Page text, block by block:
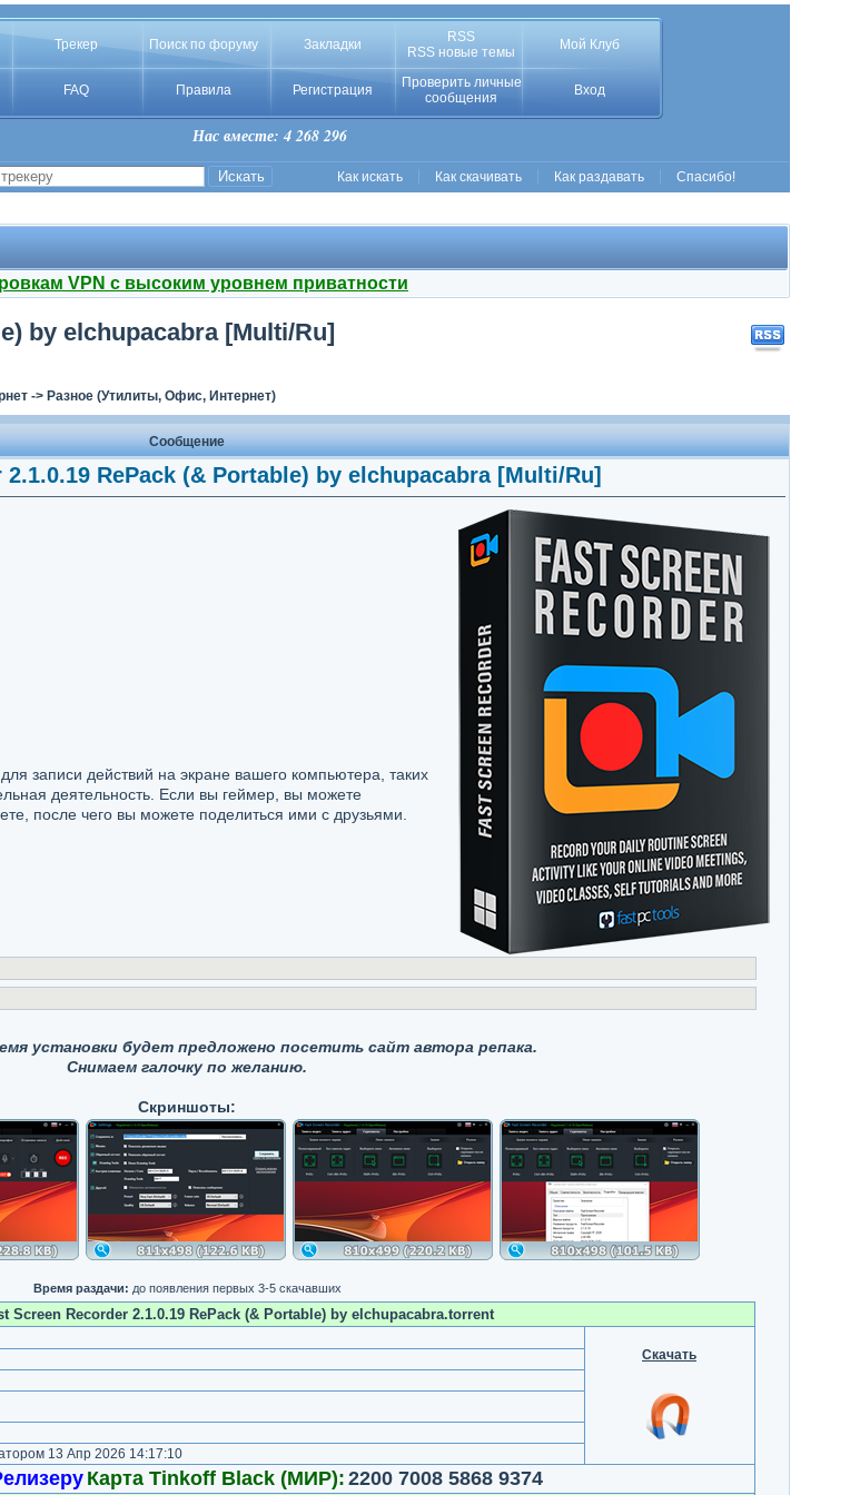
Трекер Поиск по форуму Закладки
RSS
RSS новые темы
Мой Клуб
FAQ Правила Регистрация
Проверить личные
сообщения
Вход
Нас вместе: 4 268 296
Как искать Как скачивать Как раздавать Спасибо!
VPN с высоким уровнем приватности
by elchupacabra [Multi/Ru]
-> Разное (Утилиты, Офис, Интернет)
Сообщение
RePack (& Portable) by elchupacabra [Multi/Ru]
записи действий на экране вашего компьютера, таких
деятельность. Если вы геймер, вы можете
после чего вы можете поделиться ими с друзьями.
установки будет предложено посетить сайт автора репака.
Снимаем галочку по желанию.
Скриншоты:
Время раздачи: до появления первых 3-5 скачавших
Screen Recorder 2.1.0.19 RePack (& Portable) by elchupacabra.torrent
Скачать
13 Апр 2026 14:17:10
Карта Tinkoff Black (МИР): 2200 7008 5868 9374